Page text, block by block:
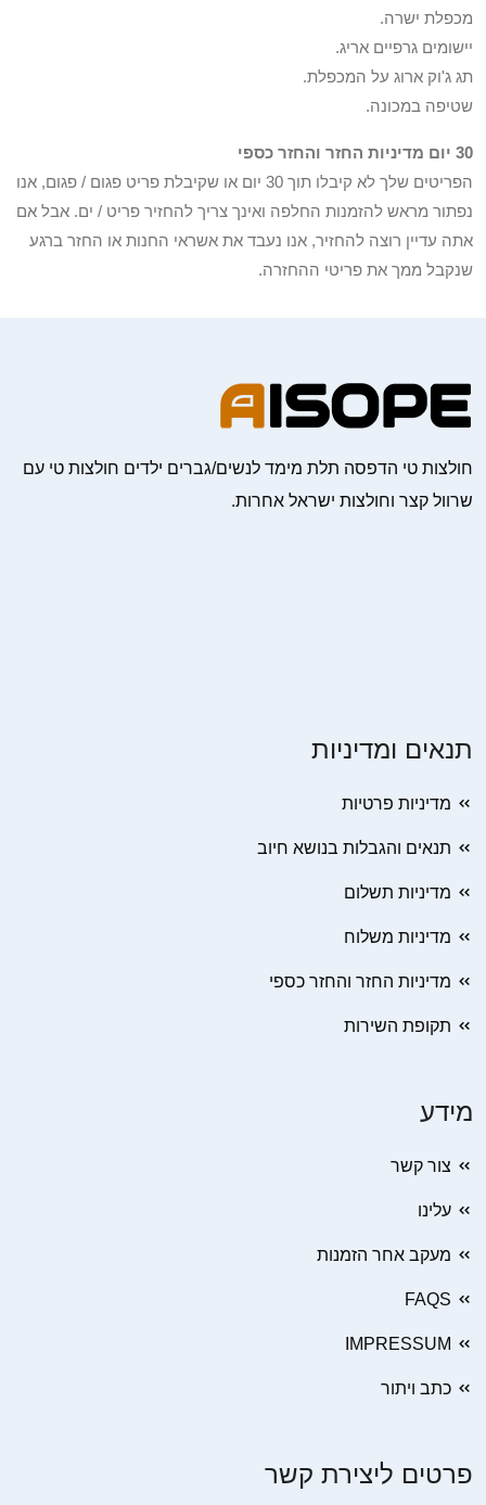
מכפלת ישרה.
יישומים גרפיים אריג.
תג ג'וק ארוג על המכפלת.
שטיפה במכונה.
30 יום מדיניות החזר והחזר כספי
הפריטים שלך לא קיבלו תוך 30 יום או שקיבלת פריט פגום / פגום, אנו
נפתור מראש להזמנות החלפה ואינך צריך להחזיר פריט / ים. אבל אם
אתה עדיין רוצה להחזיר, אנו נעבד את אשראי החנות או החזר ברגע
שנקבל ממך את פריטי ההחזרה.
חולצות טי הדפסה תלת מימד לנשים/גברים ילדים חולצות טי עם
שרוול קצר וחולצות ישראל אחרות.
תנאים ומדיניות
מדיניות פרטיות
תנאים והגבלות בנושא חיוב
מדיניות תשלום
מדיניות משלוח
מדיניות החזר והחזר כספי
תקופת השירות
מידע
צור קשר
עלינו
מעקב אחר הזמנות
FAQS
IMPRESSUM
כתב ויתור
פרטים ליצירת קשר